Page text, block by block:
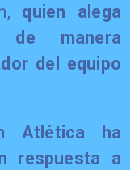
quien alega
de manera
del equipo
Atlética ha
respuesta a